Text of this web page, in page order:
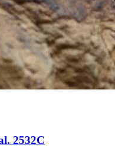
2532C